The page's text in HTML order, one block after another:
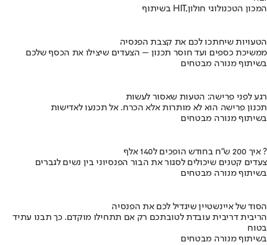
בשיתוף HIT,המכון הטכנולוגי חולון
הטעויות שיחתכו לכם את קצבת הפנסיה
ממשיכת כספים ועד חוסר תכנון – הצעדים שיצילו את הכסף שלכם
בשיתוף מנורה מבטחים
רגע לפני פרישה: הטעות שאסור לעשות
תכנון פרישה הוא לא מותרות אלא הכרח. אל תכנעו לאדישות
בשיתוף מנורה מבטחים
איך 200 ש"ח בחודש הופכים ל140 אלף ?
צעדים קטנים שיכולים לסגור את הבור הפנסיוני בין נשים לגברים
בשיתוף מנורה מבטחים
הסוד של איינשטיין שיגדיל לכם את הפנסיה
הריבית דריבית עובדת לטובתכם רק אם תתחילו מוקדם. כך תבנו עתיד
בטוח
בשיתוף מנורה מבטחים